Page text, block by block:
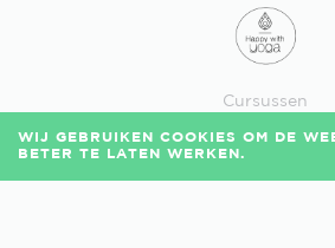
Cursussen
Veelgestelde
Algemene
Privacy
WIJ GEBRUIKEN COOKIES OM DE
BETER TE LATEN WERKEN.